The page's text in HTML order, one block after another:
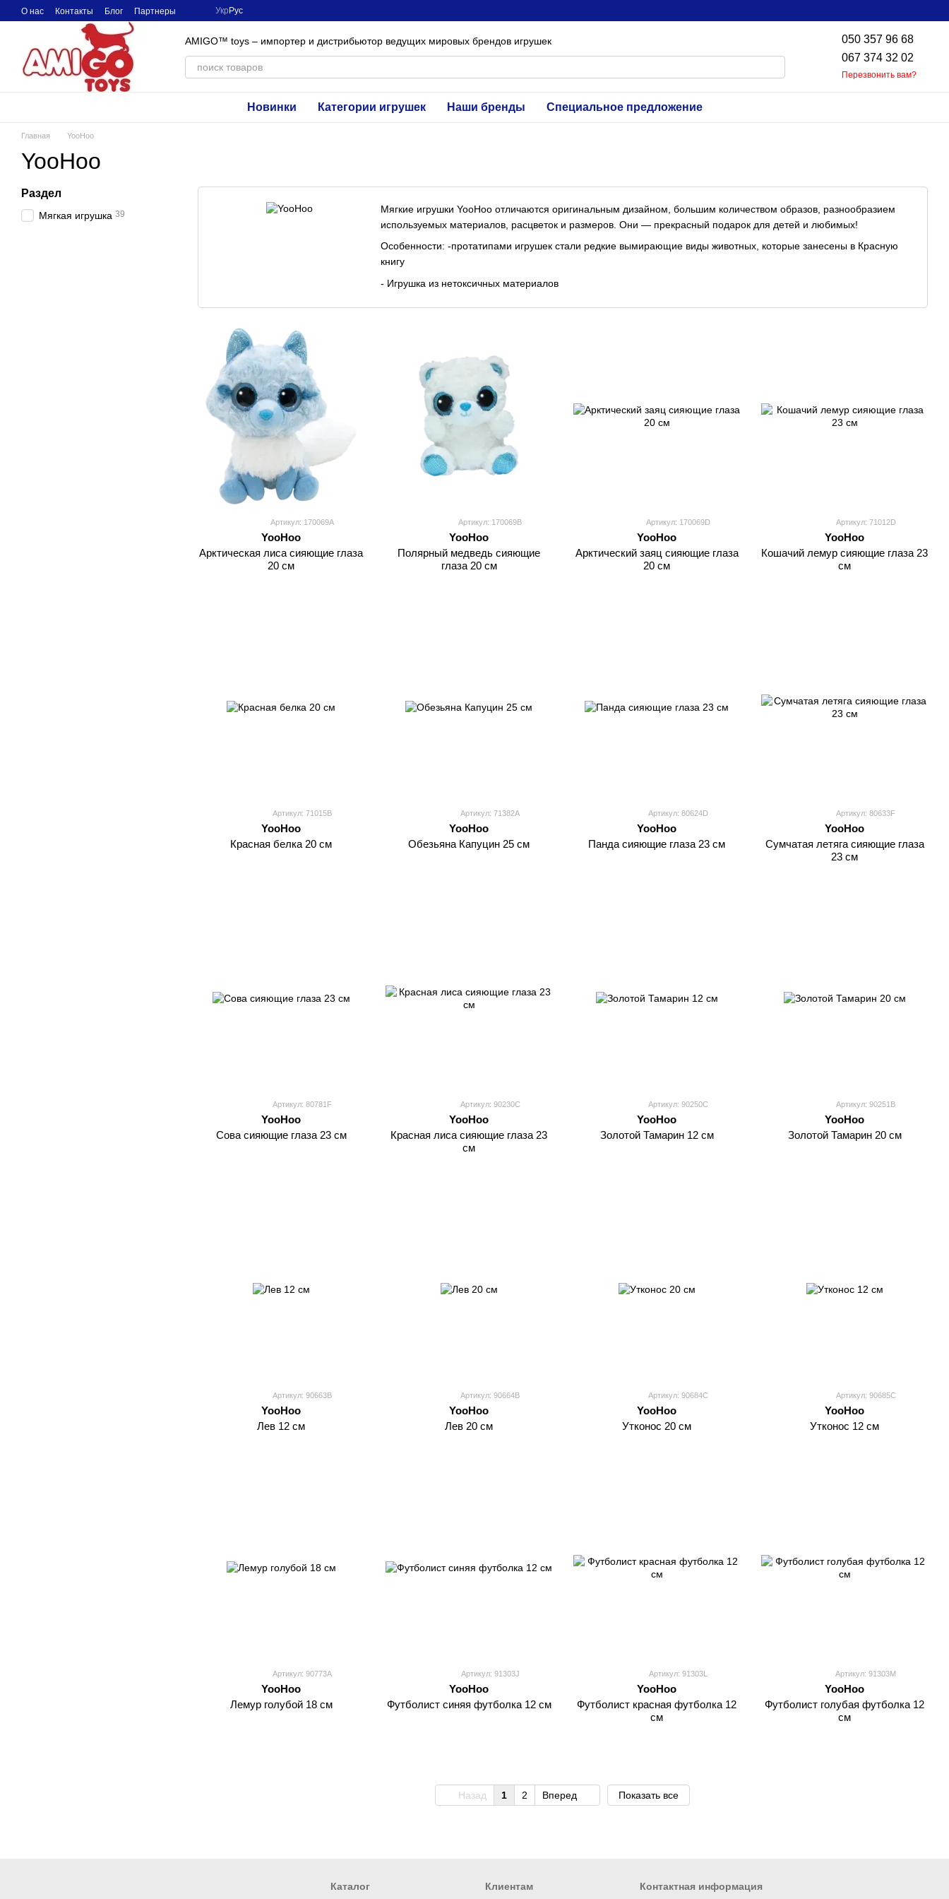
Перейти к основному контенту
О нас Контакты Блог Партнеры Укр Рус
AMIGO™ toys – импортер и дистрибьютор ведущих мировых брендов игрушек
050 357 96 68
067 374 32 02
Перезвонить вам?
Новинки Категории игрушек Наши бренды Специальное предложение
Главная YooHoo
YooHoo
Мягкие игрушки YooHoo отличаются оригинальным дизайном, большим количеством образов, разнообразием
используемых материалов, расцветок и размеров. Они — прекрасный подарок для детей и любимых!
Особенности: -протатипами игрушек стали редкие вымирающие виды животных, которые занесены в Красную
книгу
- Игрушка из нетоксичных материалов
- Не теряет внешний вид при машинной стирке
- Прекрасный подарок для вашего малыша
Артикул: 170069A
YooHoo
Арктическая лиса сияющие глаза
20 см
Артикул: 170069B
YooHoo
Полярный медведь сияющие
глаза 20 см
Артикул: 170069D
YooHoo
Арктический заяц сияющие глаза
20 см
Артикул: 71012D
YooHoo
Кошачий лемур сияющие глаза 23
см
Артикул: 71015B
YooHoo
Красная белка 20 см
Артикул: 71382A
YooHoo
Обезьяна Капуцин 25 см
Артикул: 80624D
YooHoo
Панда сияющие глаза 23 см
Артикул: 80633F
YooHoo
Сумчатая летяга сияющие глаза
23 см
Артикул: 80781F
YooHoo
Сова сияющие глаза 23 см
Артикул: 90230C
YooHoo
Красная лиса сияющие глаза 23
см
Артикул: 90250C
YooHoo
Золотой Тамарин 12 см
Артикул: 90251B
YooHoo
Золотой Тамарин 20 см
Артикул: 90663B
YooHoo
Лев 12 см
Артикул: 90664В
YooHoo
Лев 20 см
Артикул: 90684C
YooHoo
Утконос 20 см
Артикул: 90685С
YooHoo
Утконос 12 см
Артикул: 90773A
YooHoo
Лемур голубой 18 см
Артикул: 91303J
YooHoo
Футболист синяя футболка 12 см
Артикул: 91303L
YooHoo
Футболист красная футболка 12
см
Артикул: 91303M
YooHoo
Футболист голубая футболка 12
см
Назад 1 2 Вперед Показать все
Раздел
Мягкая игрушка 39
Каталог Клиентам Контактная информация